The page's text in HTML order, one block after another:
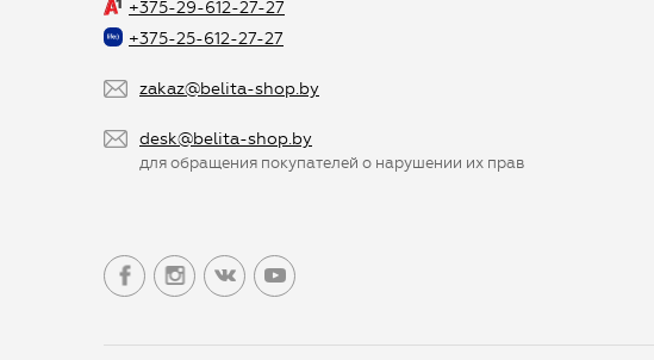
+375-29-612-27-27
+375-25-612-27-27
zakaz@belita-shop.by
desk@belita-shop.by
для обращения покупателей о нарушении их прав